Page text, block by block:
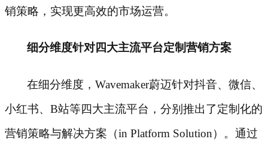
销策略，实现更高效的市场运营。
细分维度针对四大主流平台定制营销方案
在细分维度，Wavemaker蔚迈针对抖音、微信、
小红书、B站等四大主流平台，分别推出了定制化的
营销策略与解决方案（in Platform Solution）。通过